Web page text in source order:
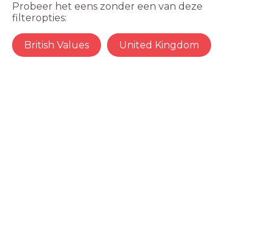
Probeer het eens zonder een van deze
filteropties:
British Values United Kingdom